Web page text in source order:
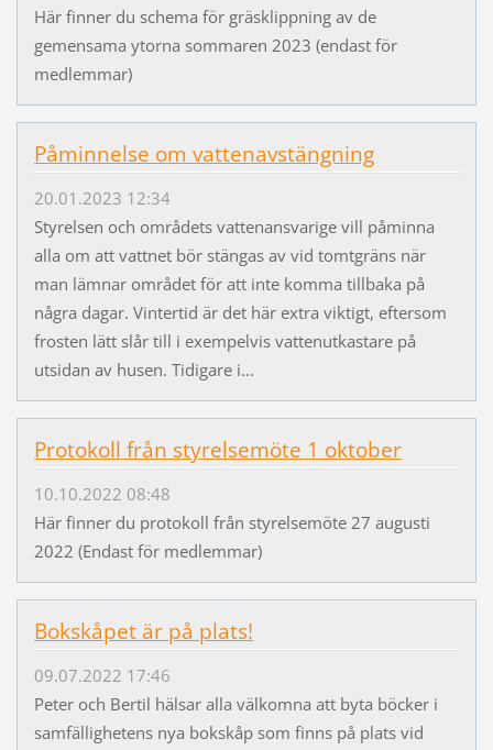
Här finner du schema för gräsklippning av de
gemensama ytorna sommaren 2023 (endast för
medlemmar)
Påminnelse om vattenavstängning
20.01.2023 12:34
Styrelsen och områdets vattenansvarige vill påminna
alla om att vattnet bör stängas av vid tomtgräns när
man lämnar området för att inte komma tillbaka på
några dagar. Vintertid är det här extra viktigt, eftersom
frosten lätt slår till i exempelvis vattenutkastare på
utsidan av husen. Tidigare i...
Protokoll från styrelsemöte 1 oktober
10.10.2022 08:48
Här finner du protokoll från styrelsemöte 27 augusti
2022 (Endast för medlemmar)
Bokskåpet är på plats!
09.07.2022 17:46
Peter och Bertil hälsar alla välkomna att byta böcker i
samfällighetens nya bokskåp som finns på plats vid